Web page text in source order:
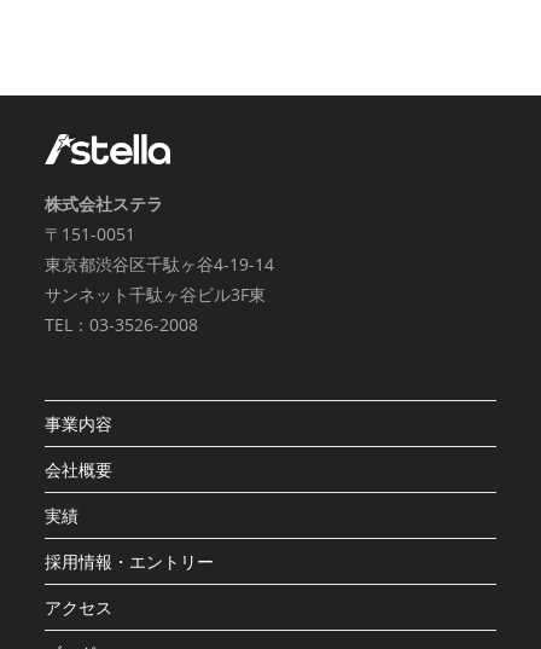
株式会社ステラ
〒151-0051
東京都渋谷区千駄ヶ谷4-19-14
サンネット千駄ヶ谷ビル3F東
TEL：03-3526-2008
事業内容
会社概要
実績
採用情報・エントリー
アクセス